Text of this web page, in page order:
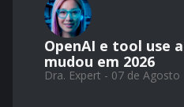
OpenAI e tool use
mudou em 2026
Dra. Expert - 07 de Agosto